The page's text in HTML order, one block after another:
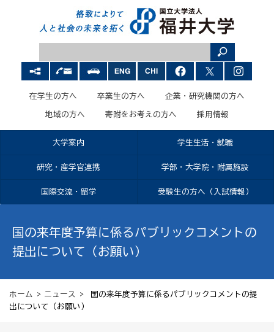
在学生の方へ 卒業生の方へ 企業・研究機関の方へ
地域の方へ 寄附をお考えの方へ 採用情報
大学案内 学生生活・就職
研究・産学官連携 学部・大学院・附属施設
国際交流・留学 受験生の方へ（入試情報）
国の来年度予算に係るパブリックコメントの
提出について（お願い）
ホーム > ニュース
> 国の来年度予算に係るパブリックコメントの提
出について（お願い）